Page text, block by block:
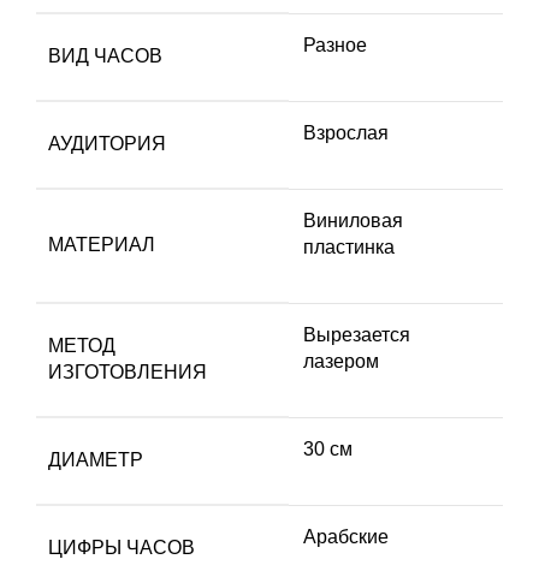
ВИД ЧАСОВ
Разное
АУДИТОРИЯ
Взрослая
МАТЕРИАЛ
Виниловая
пластинка
МЕТОД
ИЗГОТОВЛЕНИЯ
Вырезается
лазером
ДИАМЕТР
30 см
ЦИФРЫ ЧАСОВ
Арабские